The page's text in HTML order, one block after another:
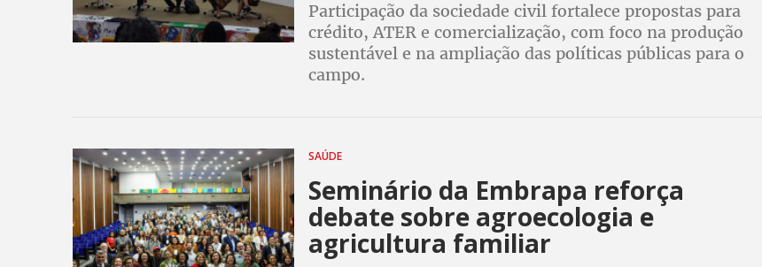
Participação da sociedade civil fortalece propostas para
crédito, ATER e comercialização, com foco na produção
sustentável e na ampliação das políticas públicas para o
campo.
SAÚDE
Seminário da Embrapa reforça
debate sobre agroecologia e
agricultura familiar